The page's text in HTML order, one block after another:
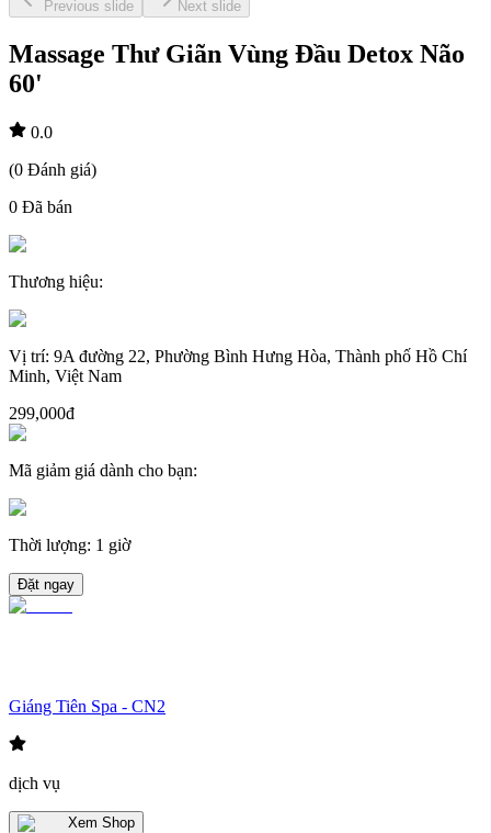
Previous slide Next slide
Massage Thư Giãn Vùng Đầu Detox Não
60'
0.0
(0 Đánh giá)
0 Đã bán
Thương hiệu:
Vị trí: 9A đường 22, Phường Bình Hưng Hòa, Thành phố Hồ Chí
Minh, Việt Nam
299,000đ
Mã giảm giá dành cho bạn:
Thời lượng: 1 giờ
Đặt ngay
Giáng Tiên Spa - CN2
dịch vụ
Xem Shop